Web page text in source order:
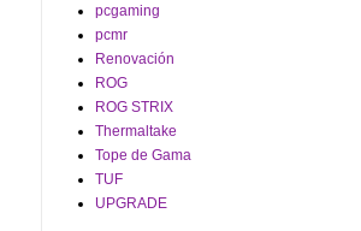
pcgaming
pcmr
Renovación
ROG
ROG STRIX
Thermaltake
Tope de Gama
TUF
UPGRADE